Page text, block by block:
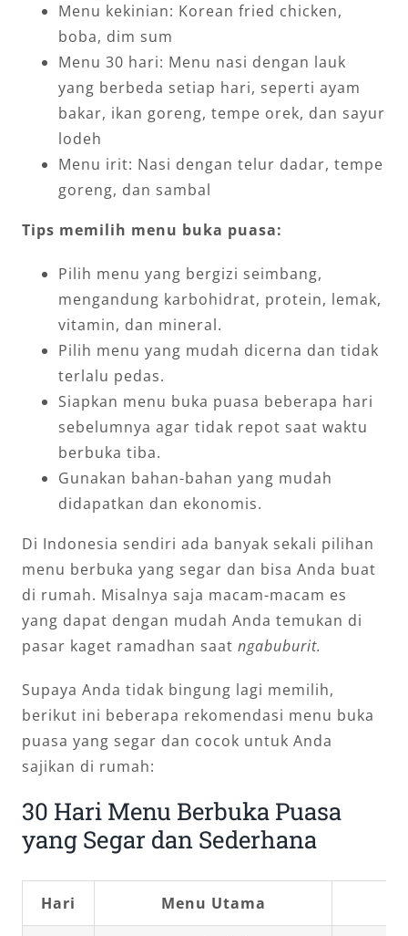
Menu kekinian: Korean fried chicken,
boba, dim sum
Menu 30 hari: Menu nasi dengan lauk
yang berbeda setiap hari, seperti ayam
bakar, ikan goreng, tempe orek, dan sayur
lodeh
Menu irit: Nasi dengan telur dadar, tempe
goreng, dan sambal
Tips memilih menu buka puasa:
Pilih menu yang bergizi seimbang,
mengandung karbohidrat, protein, lemak,
vitamin, dan mineral.
Pilih menu yang mudah dicerna dan tidak
terlalu pedas.
Siapkan menu buka puasa beberapa hari
sebelumnya agar tidak repot saat waktu
berbuka tiba.
Gunakan bahan-bahan yang mudah
didapatkan dan ekonomis.
Di Indonesia sendiri ada banyak sekali pilihan
menu berbuka yang segar dan bisa Anda buat
di rumah. Misalnya saja macam-macam es
yang dapat dengan mudah Anda temukan di
pasar kaget ramadhan saat ngabuburit.
Supaya Anda tidak bingung lagi memilih,
berikut ini beberapa rekomendasi menu buka
puasa yang segar dan cocok untuk Anda
sajikan di rumah:
30 Hari Menu Berbuka Puasa
yang Segar dan Sederhana
Hari Menu Utama